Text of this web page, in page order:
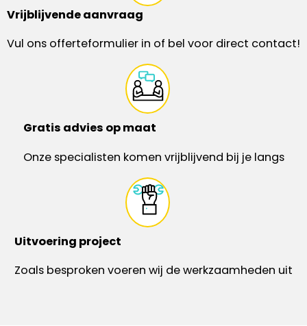
Vrijblijvende aanvraag
Vul ons offerteformulier in of bel voor direct contact!
Gratis advies op maat
Onze specialisten komen vrijblijvend bij je langs
Uitvoering project
Zoals besproken voeren wij de werkzaamheden uit